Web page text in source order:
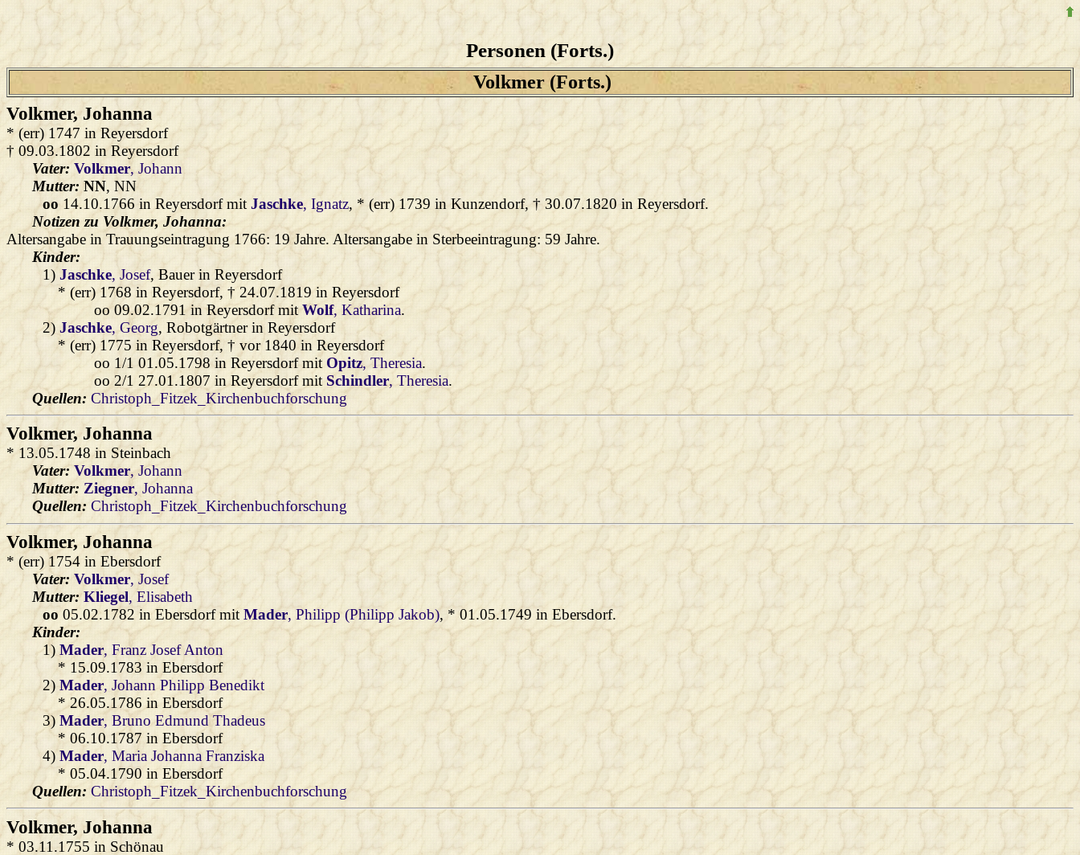
Personen (Forts.)
Volkmer (Forts.)
Volkmer, Johanna
* (err) 1747 in Reyersdorf
† 09.03.1802 in Reyersdorf
Vater:Volkmer, Johann
Mutter: NN, NN
oo 14.10.1766 in Reyersdorf mitJaschke, Ignatz, * (err) 1739 in Kunzendorf, † 30.07.1820 in Reyersdorf.
Notizen zu Volkmer, Johanna:
Altersangabe in Trauungseintragung 1766: 19 Jahre. Altersangabe in Sterbeeintragung: 59 Jahre.
Kinder:
1)Jaschke, Josef, Bauer in Reyersdorf
* (err) 1768 in Reyersdorf, † 24.07.1819 in Reyersdorf
oo 09.02.1791 in Reyersdorf mitWolf, Katharina.
2)Jaschke, Georg, Robotgärtner in Reyersdorf
* (err) 1775 in Reyersdorf, † vor 1840 in Reyersdorf
oo 1/1 01.05.1798 in Reyersdorf mit Opitz, Theresia.
oo 2/1 27.01.1807 in Reyersdorf mit Schindler, Theresia.
Quellen: Christoph_Fitzek_Kirchenbuchforschung
Volkmer, Johanna
* 13.05.1748 in Steinbach
Vater: Volkmer, Johann
Mutter: Ziegner, Johanna
Quellen: Christoph_Fitzek_Kirchenbuchforschung
Volkmer, Johanna
* (err) 1754 in Ebersdorf
Vater: Volkmer, Josef
Mutter:Kliegel, Elisabeth
oo 05.02.1782 in Ebersdorf mitMader, Philipp (Philipp Jakob), * 01.05.1749 in Ebersdorf.
Kinder:
1)Mader, Franz Josef Anton
* 15.09.1783 in Ebersdorf
2)Mader, Johann Philipp Benedikt
* 26.05.1786 in Ebersdorf
3)Mader, Bruno Edmund Thadeus
* 06.10.1787 in Ebersdorf
4)Mader, Maria Johanna Franziska
* 05.04.1790 in Ebersdorf
Quellen: Christoph_Fitzek_Kirchenbuchforschung
Volkmer, Johanna
* 03.11.1755 in Schönau